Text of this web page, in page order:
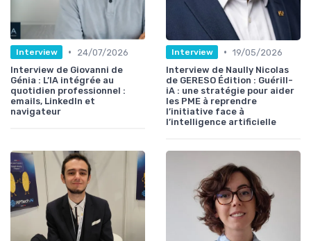
Interview •
24/07/2026
Interview de Giovanni de
Génia : L’IA intégrée au
quotidien professionnel :
emails, LinkedIn et
navigateur
Interview • 19/05/2026
Interview de Naully Nicolas
de GERESO Édition : Guérill-
iA : une stratégie pour aider
les PME à reprendre
l’initiative face à
l’intelligence artificielle